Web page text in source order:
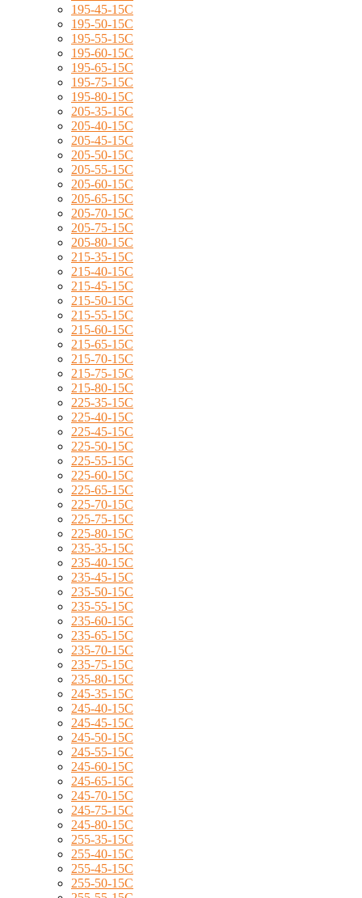
195-45-15C
195-50-15C
195-55-15C
195-60-15C
195-65-15C
195-75-15C
195-80-15C
205-35-15C
205-40-15C
205-45-15C
205-50-15C
205-55-15C
205-60-15C
205-65-15C
205-70-15C
205-75-15C
205-80-15C
215-35-15C
215-40-15C
215-45-15C
215-50-15C
215-55-15C
215-60-15C
215-65-15C
215-70-15C
215-75-15C
215-80-15C
225-35-15C
225-40-15C
225-45-15C
225-50-15C
225-55-15C
225-60-15C
225-65-15C
225-70-15C
225-75-15C
225-80-15C
235-35-15C
235-40-15C
235-45-15C
235-50-15C
235-55-15C
235-60-15C
235-65-15C
235-70-15C
235-75-15C
235-80-15C
245-35-15C
245-40-15C
245-45-15C
245-50-15C
245-55-15C
245-60-15C
245-65-15C
245-70-15C
245-75-15C
245-80-15C
255-35-15C
255-40-15C
255-45-15C
255-50-15C